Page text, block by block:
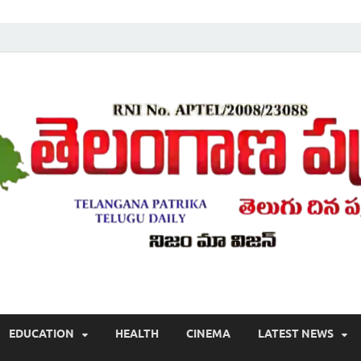
, తాజా వార్తలు , తెలుగు వార్తలు , బ్రేకింగ్ న్యూస్ తెలుగులో , తెలంగాణ లో తాజా
EDUCATION HEALTH CINEMA LATEST NEWS